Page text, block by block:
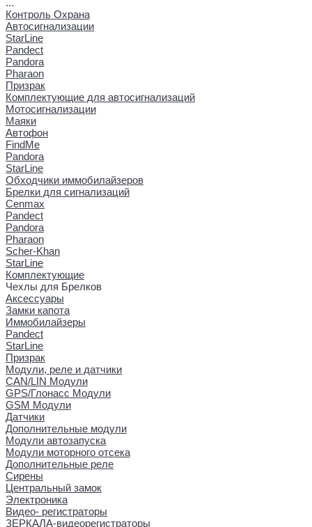
Контроль Охрана
Автосигнализации
StarLine
Pandect
Pandora
Pharaon
Призрак
Комплектующие для автосигнализаций
Мотосигнализации
Маяки
Автофон
FindMe
Pandora
StarLine
Обходчики иммобилайзеров
Брелки для сигнализаций
Cenmax
Pandect
Pandora
Pharaon
Scher-Khan
StarLine
Комплектующие
Чехлы для Брелков
Аксессуары
Замки капота
Иммобилайзеры
Pandect
StarLine
Призрак
Модули, реле и датчики
CAN/LIN Модули
GPS/Глонасс Модули
GSM Модули
Датчики
Дополнительные модули
Модули автозапуска
Модули моторного отсека
Дополнительные реле
Сирены
Центральный замок
Электроника
Видео- регистраторы
ЗЕРКАЛА-видеорегистраторы